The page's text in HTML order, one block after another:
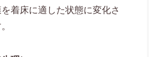
着床に適した状態に変化さ